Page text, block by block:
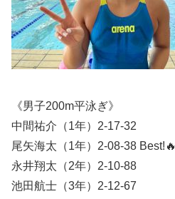
《男子200m平泳ぎ》
中間祐介（1年）2-17-32
尾矢海太（1年）2-08-38 Best!🔥
永井翔太（2年）2-10-88
池田航士（3年）2-12-67